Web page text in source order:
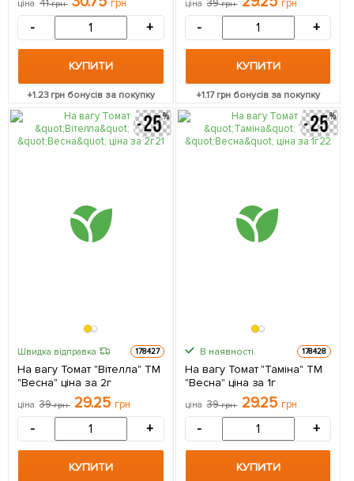
ціна 41грн грн
- +
КУПИТИ
+1.23грн бонусів за покупку
ціна 39грн грн
- +
КУПИТИ
+1.17грн бонусів за покупку
Швидка відправка 178427
На вагу Томат "Вітелла" ТМ
"Весна" ціна за 2г
ціна 39грн 29.25 грн
- +
КУПИТИ
В наявності. 178428
На вагу Томат "Таміна" ТМ
"Весна" ціна за 1г
ціна 39грн 29.25 грн
- +
КУПИТИ